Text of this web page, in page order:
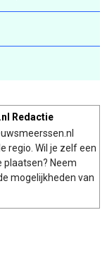
Redactie
regio. Wil je zelf een
Neem
mogelijkheden van